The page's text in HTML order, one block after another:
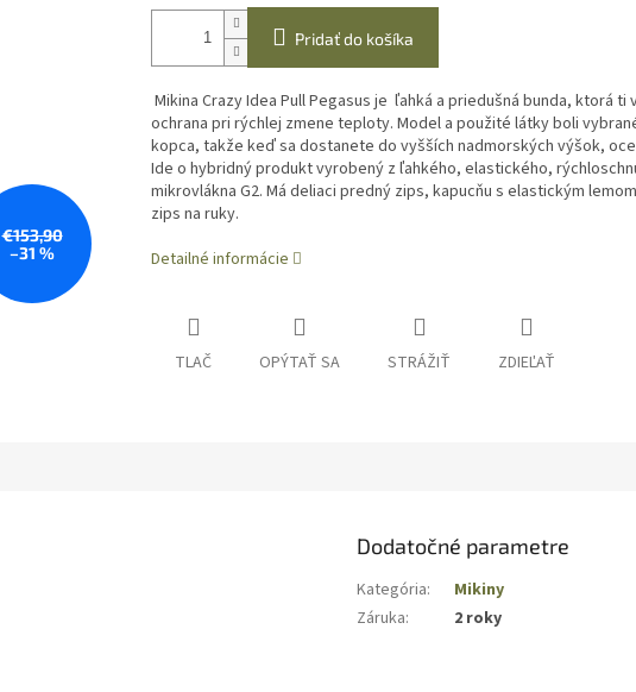
€153,90
–31 %
Pridať do košíka
Mikina Crazy Idea Pull Pegasus je ľahká a priedušná bunda, ktorá ti
ochrana pri rýchlej zmene teploty. Model a použité látky boli
kopca, takže keď sa dostanete do vyšších nadmorských výšok,
Ide o hybridný produkt vyrobený z ľahkého, elastického,
mikrovlákna G2. Má deliaci predný zips, kapucňu s elastickým
zips na ruky.
Detailné informácie
TLAČ OPÝTAŤ SA STRÁŽIŤ ZDIEĽAŤ
Dodatočné parametre
Kategória:
Mikiny
Záruka: 2 roky